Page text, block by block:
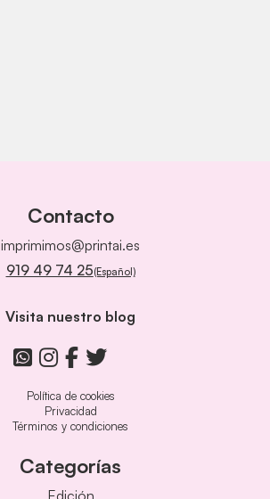
Contacto
imprimimos@printai.es
919 49 74 25(Español)
Visita nuestro blog
Política de cookies
Privacidad
Términos y condiciones
Categorías